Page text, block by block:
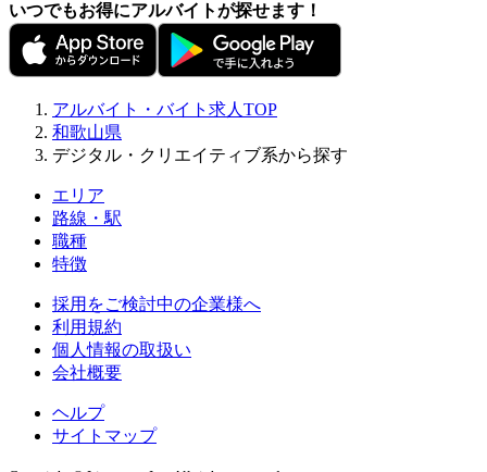
いつでもお得にアルバイトが探せます！
アルバイト・バイト求人TOP
和歌山県
デジタル・クリエイティブ系から探す
エリア
路線・駅
職種
特徴
採用をご検討中の企業様へ
利用規約
個人情報の取扱い
会社概要
ヘルプ
サイトマップ